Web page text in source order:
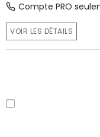
Compte PRO
VOIR LES DÉTAILS